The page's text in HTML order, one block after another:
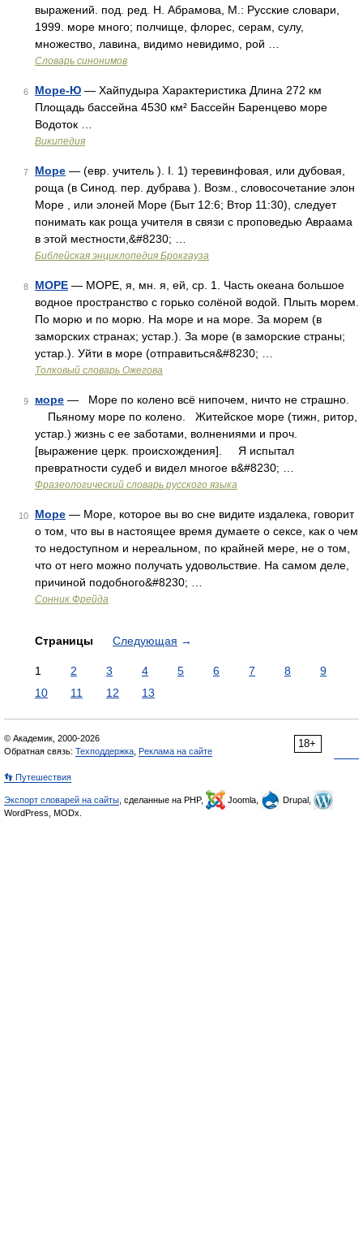
выражений. под. ред. Н. Абрамова, М.: Русские словари,
1999. море много; полчище, флорес, серам, сулу,
множество, лавина, видимо невидимо, рой …
Словарь синонимов
6 Море-Ю — Хайпудыра Характеристика Длина 272 км
Площадь бассейна 4530 км² Бассейн Баренцево море
Водоток …
Википедия
7 Море — (евр. учитель ). I. 1) теревинфовая, или дубовая,
роща (в Синод. пер. дубрава ). Возм., словосочетание элон
Море , или элоней Море (Быт 12:6; Втор 11:30), следует
понимать как роща учителя в связи с проповедью Авраама
в этой местности,&#8230; …
Библейская энциклопедия Брокгауза
8 МОРЕ — МОРЕ, я, мн. я, ей, ср. 1. Часть океана большое
водное пространство с горько солёной водой. Плыть морем.
По морю и по морю. На море и на море. За морем (в
заморских странах; устар.). За море (в заморские страны;
устар.). Уйти в море (отправиться&#8230; …
Толковый словарь Ожегова
9 море — Море по колено всё нипочем, ничто не страшно.
Пьяному море по колено. Житейское море (тижн, ритор,
устар.) жизнь с ее заботами, волнениями и проч.
[выражение церк. происхождения]. Я испытал
превратности судеб и видел многое в&#8230; …
Фразеологический словарь русского языка
10 Море — Море, которое вы во сне видите издалека, говорит
о том, что вы в настоящее время думаете о сексе, как о чем
то недоступном и нереальном, по крайней мере, не о том,
что от него можно получать удовольствие. На самом деле,
причиной подобного&#8230; …
Cонник Фрейда
Страницы Следующая →
1 2 3 4 5 6 7 8
9
10
11 12 13
18+
© Академик, 2000-2026
Обратная связь: Техподдержка Реклама на сайте
👣 Путешествия
Экспорт словарей на сайты , сделанные на PHP, Joomla,
Drupal,
WordPress, MODx.